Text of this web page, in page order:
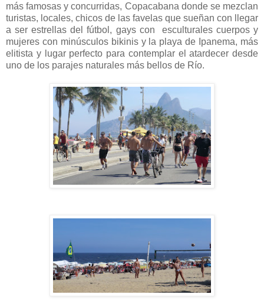
más famosas y concurridas, Copacabana donde se mezclan
turistas, locales, chicos de las favelas que sueñan con llegar
a ser estrellas del fútbol, gays con esculturales cuerpos y
mujeres con minúsculos bikinis y la playa de Ipanema, más
elitista y lugar perfecto para contemplar el atardecer desde
uno de los parajes naturales más bellos de Río.